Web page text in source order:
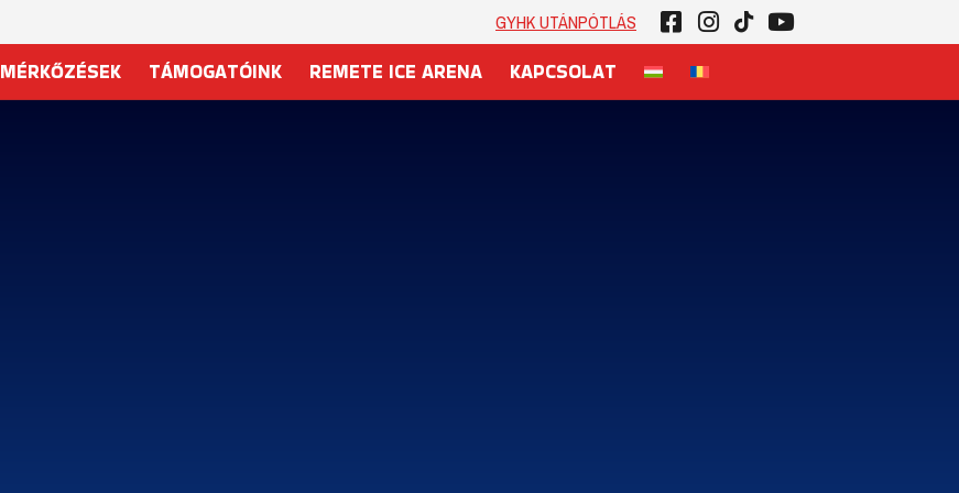
GYHK UTÁNPÓTLÁS
MÉRKŐZÉSEK TÁMOGATÓINK REMETE ICE ARENA KAPCSOLAT